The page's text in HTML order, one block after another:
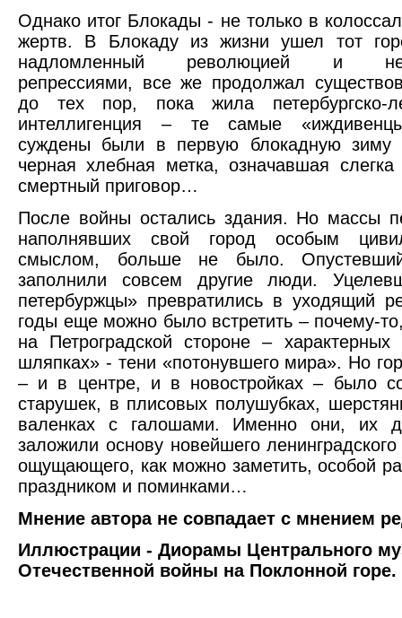
Однако итог Блокады - не только в
жертв. В Блокаду из жизни ушел тот
надломленный революцией и
репрессиями, все же продолжал
до тех пор, пока жила петербургско-
интеллигенция – те самые
суждены были в первую блокадную
черная хлебная метка, означавшая слегка
смертный приговор…
После войны остались здания. Но массы
наполнявших свой город особым
смыслом, больше не было.
заполнили совсем другие люди.
петербуржцы» превратились в уходящий
годы еще можно было встретить – почему-
на Петроградской стороне –
шляпках» - тени «потонувшего мира». Но
– и в центре, и в новостройках – было
старушек, в плисовых полушубках,
валенках с галошами. Именно они, их
заложили основу новейшего
ощущающего, как можно заметить, особой
праздником и поминками…
Мнение автора не совпадает с мнением
Иллюстрации - Диорамы Центрального
Отечественной войны на Поклонной горе.